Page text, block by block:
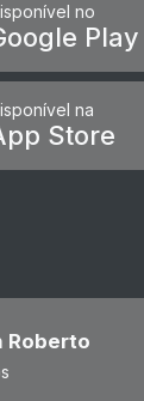
no
Play
na
Store
Roberto